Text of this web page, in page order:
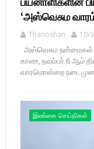
‘அஸ்வெசும
Thanoshan 10/
அஸ்வெசும நன்மைகள்
காண, நவம்பர் 6 ஆம்
வாரமொன்றை
இலங்கை செய்திகள்